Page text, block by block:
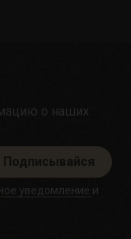
о наших
Подписывайся
уведомление и